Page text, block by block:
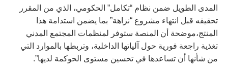
المدى الطويل ضمن نظام “تكامل” الحكومي، الذي من المقرر
تحقيقه قبل انتهاء مشروع “نزاهة” بما يضمن استدامة هذا
المنتج،موضحة أن المنصة ستوفر لمنظمات المجتمع المدني
تغذية راجعة فورية حول آلياتها الداخلية، وتربطها بالموارد التي
من شأنها أن تساعدها في تحسين مستوى الحوكمة لديها”.